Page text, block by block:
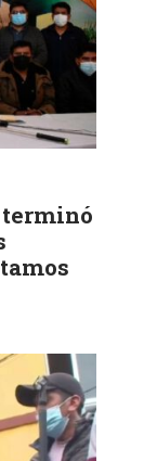
terminó